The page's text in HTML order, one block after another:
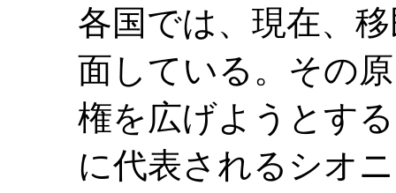
各国では、現在、
面している。その
権を広げようとす
に代表されるシオ